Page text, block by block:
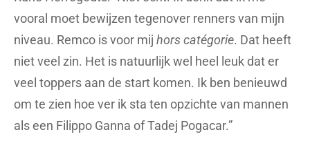
vooral moet bewijzen tegenover renners van mijn
niveau. Remco is voor mij hors catégorie. Dat heeft
niet veel zin. Het is natuurlijk wel heel leuk dat er
veel toppers aan de start komen. Ik ben benieuwd
om te zien hoe ver ik sta ten opzichte van mannen
als een Filippo Ganna of Tadej Pogacar.”